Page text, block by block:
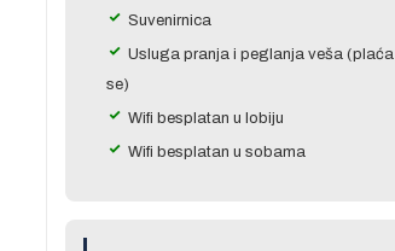
Suvenirnica
Usluga pranja i peglanja veša (plaća
se)
Wifi besplatan u lobiju
Wifi besplatan u sobama